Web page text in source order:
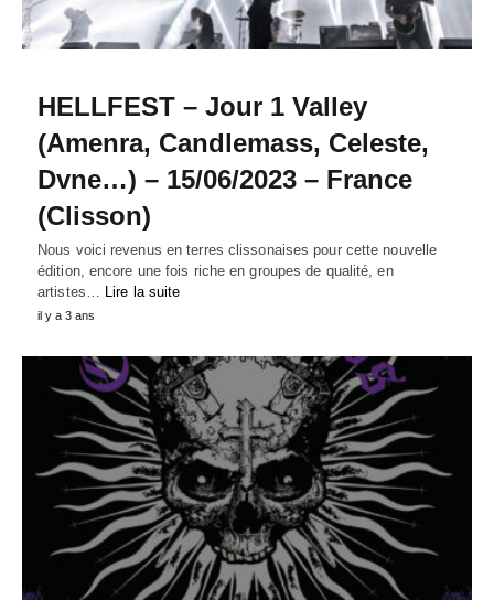
HELLFEST – Jour 1 Valley
(Amenra, Candlemass, Celeste,
Dvne…) – 15/06/2023 – France
(Clisson)
Nous voici revenus en terres clissonaises pour cette nouvelle
édition, encore une fois riche en groupes de qualité, en
artistes… Lire la suite
il y a 3 ans